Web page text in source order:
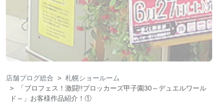
店舗ブログ総合
札幌ショールーム
「ブロフェス！激闘!!ブロッカーズ甲子園30～デュエルワール
ド～」お客様作品紹介！①